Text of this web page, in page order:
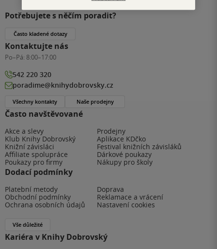
Často navštěvované
Akce a slevy
Prodejny
Klub Knihy Dobrovský
Aplikace KDčko
Knižní závisláci
Festival knižních závisláků
Affiliate spolupráce
Dárkové poukazy
Poukazy pro firmy
Nákupy pro školy
Dodací podmínky
Platební metody
Doprava
Obchodní podmínky
Reklamace a vrácení
Ochrana osobních údajů
Nastavení cookies
Vše důležité
Kariéra v Knihy Dobrovský
Potřebujete s něčím poradit?
Často kladené dotazy
Kontaktujte nás
Po–Pá: 8:00–17:00
542 220 320
poradime@knihydobrovsky.cz
Všechny kontakty Naše prodejny